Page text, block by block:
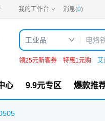
我的工作台 消息(0)
工业品
领25元新客券 特惠1元购 艾
心 9.9元专区 爆款推